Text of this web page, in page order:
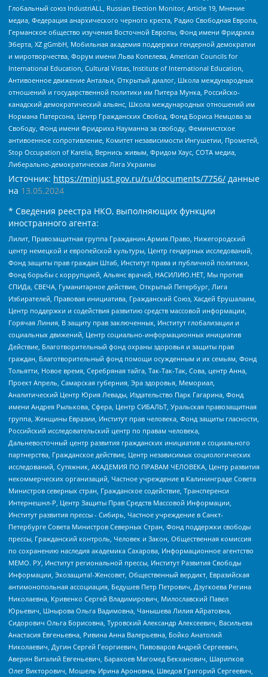
Глобальный союз IndustriALL, Russian Election Monitor, Article 19, Мнение
медиа, Федерация анархического черного креста, Радио Свободная Европа,
Германское общество изучения Восточной Европы, Фонд имени Фридриха
Эберта, XZ gGmbH, Мобильная академия поддержки гендерной демократии
и миротворчества, Форум имени Льва Копелева, American Councils for
International Education, Cultural Vistas, Institute of International Education,
Антивоенное движение Антальи, Открытый диалог, Школа международных
отношений и государственной политики им Питера Мунка, Российско-
канадский демократический альянс, Школа международных отношений им
Нормана Патерсона, Центр Гражданских Свобод, Фонд Бориса Немцова за
Свободу, Фонд имени Фридриха Науманна за свободу, Феминистское
антивоенное сопротивление, Комитет независимости Ингушетии, Прометей,
Stop Occupation of Karelia, Вернись живым, Фридом Хаус, СОТА медиа,
Либерально-демократическая Лига Украины
Источник: https://minjust.gov.ru/ru/documents/7756/ данные
на 13.05.2024
* Сведения реестра НКО, выполняющих функции
иностранного агента:
Лилит, Правозащитная группа Гражданин.Армия.Право, Нижегородский
центр немецкой и европейской культуры, Центр гендерных исследований,
Фонд защиты прав граждан Штаб, Институт права и публичной политики,
Фонд борьбы с коррупцией, Альянс врачей, НАСИЛИЮ.НЕТ, Мы против
СПИДа, СВЕЧА, Гуманитарное действие, Открытый Петербург, Лига
Избирателей, Правовая инициатива, Гражданский Союз, Хасдей Ерушалаим,
Центр поддержки и содействия развитию средств массовой информации,
Горячая Линия, В защиту прав заключенных, Институт глобализации и
социальных движений, Центр социально-информационных инициатив
Действие, Благотворительный фонд охраны здоровья и защиты прав
граждан, Благотворительный фонд помощи осужденным и их семьям, Фонд
Тольятти, Новое время, Серебряная тайга, Так-Так-Так, Сова, центр Анна,
Проект Апрель, Самарская губерния, Эра здоровья, Мемориал,
Аналитический Центр Юрия Левады, Издательство Парк Гагарина, Фонд
имени Андрея Рылькова, Сфера, Центр СИБАЛЬТ, Уральская правозащитная
группа, Женщины Евразии, Институт прав человека, Фонд защиты гласности,
Российский исследовательский центр по правам человека,
Дальневосточный центр развития гражданских инициатив и социального
партнерства, Гражданское действие, Центр независимых социологических
исследований, Сутяжник, АКАДЕМИЯ ПО ПРАВАМ ЧЕЛОВЕКА, Центр развития
некоммерческих организаций, Частное учреждение в Калининграде Совета
Министров северных стран, Гражданское содействие, Трансперенси
Интернешнл-Р, Центр Защиты Прав Средств Массовой Информации,
Институт развития прессы - Сибирь, Частное учреждение в Санкт-
Петербурге Совета Министров Северных Стран, Фонд поддержки свободы
прессы, Гражданский контроль, Человек и Закон, Общественная комиссия
по сохранению наследия академика Сахарова, Информационное агентство
МЕМО. РУ, Институт региональной прессы, Институт Развития Свободы
Информации, Экозащита!-Женсовет, Общественный вердикт, Евразийская
антимонопольная ассоциация, Бедушев Петр Петрович, Дзугкоева Регина
Николаевна, Кривенко Сергей Владимирович, Милославский Павел
Юрьевич, Шнырова Ольга Вадимовна, Чанышева Лилия Айратовна,
Сидорович Ольга Борисовна, Туровский Александр Алексеевич, Васильева
Анастасия Евгеньевна, Ривина Анна Валерьевна, Бойко Анатолий
Николаевич, Дугин Сергей Георгиевич, Пивоваров Андрей Сергеевич,
Аверин Виталий Евгеньевич, Барахоев Магомед Бекханович, Шарипков
Олег Викторович, Мошель Ирина Ароновна, Шведов Григорий Сергеевич,